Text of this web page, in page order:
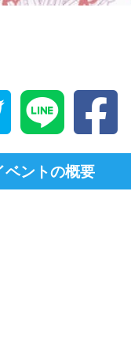
ベントの概要